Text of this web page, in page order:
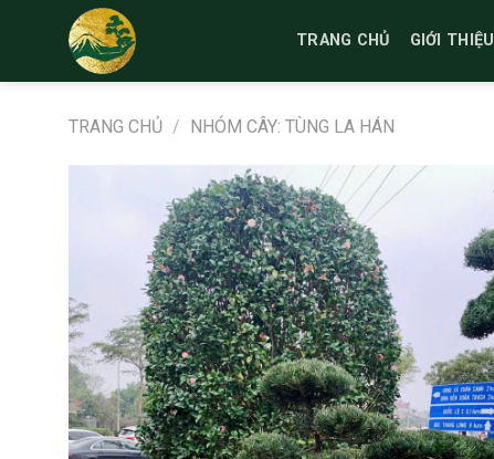
TRANG CHỦ GIỚI THIỆU
TRANG CHỦ / NHÓM CÂY: TÙNG LA HÁN